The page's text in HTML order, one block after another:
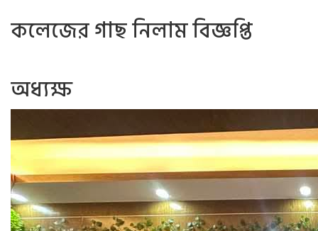
কলেজের গাছ নিলাম বিজ্ঞপ্তি
অধ্যক্ষ